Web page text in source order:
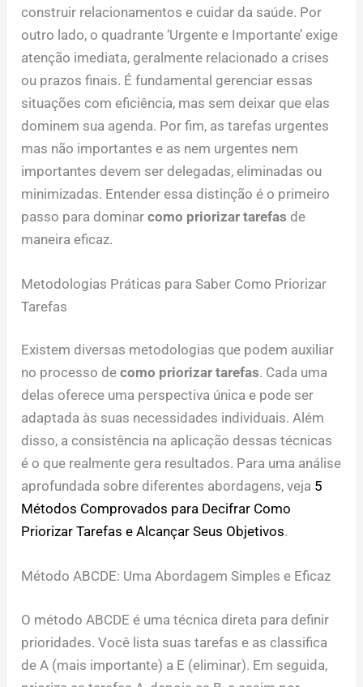
construir relacionamentos e cuidar da saúde. Por
outro lado, o quadrante ‘Urgente e Importante’ exige
atenção imediata, geralmente relacionado a crises
ou prazos finais. É fundamental gerenciar essas
situações com eficiência, mas sem deixar que elas
dominem sua agenda. Por fim, as tarefas urgentes
mas não importantes e as nem urgentes nem
importantes devem ser delegadas, eliminadas ou
minimizadas. Entender essa distinção é o primeiro
passo para dominarcomo priorizar tarefas de
maneira eficaz.
Metodologias Práticas para Saber Como Priorizar
Tarefas
Existem diversas metodologias que podem auxiliar
no processo decomo priorizar tarefas. Cada uma
delas oferece uma perspectiva única e pode ser
adaptada às suas necessidades individuais. Além
disso, a consistência na aplicação dessas técnicas
é o que realmente gera resultados. Para uma análise
aprofundada sobre diferentes abordagens, veja 5
Métodos Comprovados para Decifrar Como
Priorizar Tarefas e Alcançar Seus Objetivos.
Método ABCDE: Uma Abordagem Simples e Eficaz
O método ABCDE é uma técnica direta para definir
prioridades. Você lista suas tarefas e as classifica
de A (mais importante) a E (eliminar). Em seguida,